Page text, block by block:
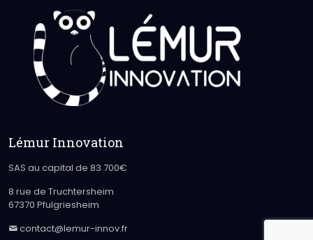
Lémur Innovation
SAS au capital de 83 700€
8 rue de Truchtersheim
67370 Pfulgriesheim
contact@lemur-innov.fr